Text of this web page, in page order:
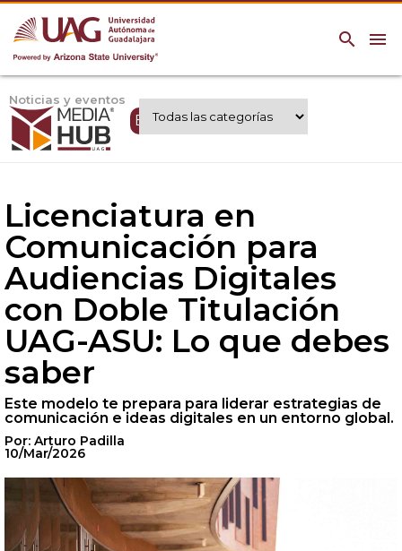
menu
search
Noticias y eventos
Expertos UAG
Licenciatura en
Comunicación para
Audiencias Digitales
con Doble Titulación
UAG-ASU: Lo que debes
saber
Este modelo te prepara para liderar estrategias de
comunicación e ideas digitales en un entorno global.
Por: Arturo Padilla
10/Mar/2026